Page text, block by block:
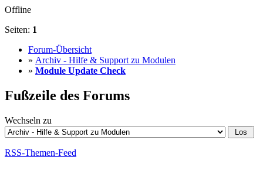
Offline
Seiten: 1
Forum-Übersicht
» Archiv - Hilfe & Support zu Modulen
» Module Update Check
Fußzeile des Forums
Wechseln zu
RSS-Themen-Feed